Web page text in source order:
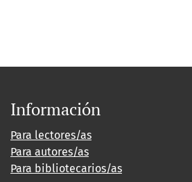
Información
Para lectores/as
Para autores/as
Para bibliotecarios/as